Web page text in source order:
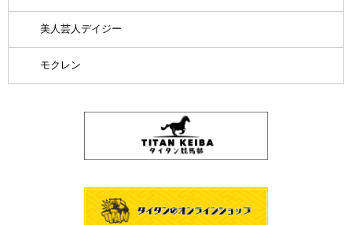
美人芸人デイジー
モクレン